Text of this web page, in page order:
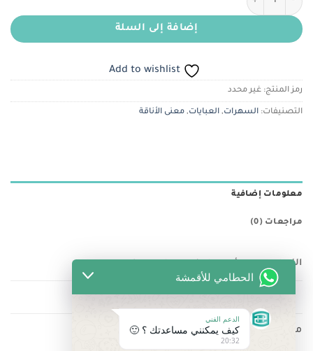
إضافة إلى السلة
Add to wishlist
رمز المنتج: غير محدد
التصنيفات: السهرات, العبايات, معنى الأناقة
معلومات إضافية
مراجعات (0)
اللون
منتجات ذات صلة
الحطامي للأقمشة
الدعم الفني
كيف يمكنني مساعدتك ؟ 🙂
20:32